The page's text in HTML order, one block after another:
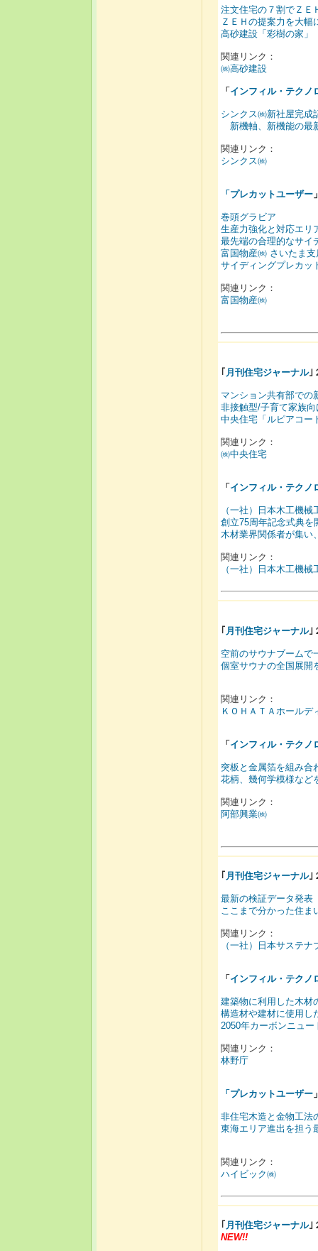
注文住宅の７割でＺＥ
ＺＥＨの提案力を大幅
高砂建設「彩樹の家」
関連リンク：
㈱高砂建設
「 インフィル・テクノ
シンクス㈱新社屋完成
新機軸、新機能の最
関連リンク：
シンクス㈱
「 プレカットユーザー
巻頭グラビア
生産力強化と対応エリ
最先端の合理的なサイ
富国物産㈱ さいたま支
サイディングプレカッ
関連リンク：
富国物産㈱
｢ 月刊住宅ジャーナル｣
マンション共有部での
非接触型/子育て家族
中央住宅「ルピアコー
関連リンク：
㈱中央住宅
「 インフィル・テクノ
（一社）日本木工機械
創立75周年記念式典を
木材業界関係者が集い
関連リンク：
（一社）日本木工機械
｢ 月刊住宅ジャーナル｣
空前のサウナブームで
個室サウナの全国展開
関連リンク：
ＫＯＨＡＴＡホールデ
「 インフィル・テクノ
突板と金属箔を組み合
花柄、幾何学模様など
関連リンク：
阿部興業㈱
｢ 月刊住宅ジャーナル｣
最新の検証データ発表
ここまで分かった住ま
関連リンク：
（一社）日本サステナ
「 インフィル・テクノ
建築物に利用した木材
構造材や建材に使用し
2050年カーボンニュ
関連リンク：
林野庁
「 プレカットユーザー
非住宅木造と金物工法
東海エリア進出を担う
関連リンク：
ハイビック㈱
｢ 月刊住宅ジャーナル｣
NEW!!